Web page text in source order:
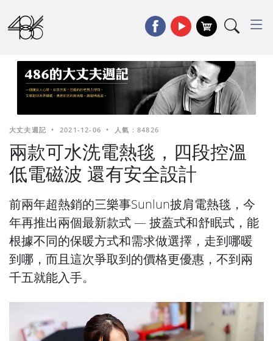
大丈夫週記 • 2021-12-06 • 人氣 : 84826
兩款可水洗電熱毯，四段控溫
低電磁波 還有安全設計
前兩年超熱銷的三樂事Sunlun披肩電熱毯，今
年再推出兩個最新款式 — 披蓋式和舒眠式，能
根據不同的保暖方式和需求做選擇，走到哪暖
到哪，而且這次爭取到的價格更優惠，不到兩
千五就能入手。